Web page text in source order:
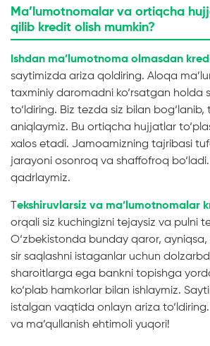
Ma’lumotnomalar va ortiqcha
qilib kredit olish mumkin?
Ishdan ma’lumotnoma olmasdan
saytimizda ariza qoldiring. Aloqa
taxminiy daromadni ko‘rsatgan holda
to‘ldiring. Biz tezda siz bilan bog‘lanib,
aniqlaymiz. Bu ortiqcha hujjatlar
xalos etadi. Jamoamizning tajribasi
jarayoni osonroq va shaffofroq
qadrlaymiz.
ekshiruvlarsiz va ma’lumotnomalar
orqali siz kuchingizni tejaysiz va pulni
O‘zbekistonda bunday qaror, ayniqsa,
sir saqlashni istaganlar uchun
sharoitlarga ega bankni topishga
ko‘plab hamkorlar bilan ishlaymiz.
istalgan vaqtida onlayn ariza to‘ldiring.
va ma’qullanish ehtimoli yuqori!